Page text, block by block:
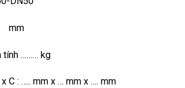
mm
tính ……… kg
C : ….. mm x … mm x …. mm